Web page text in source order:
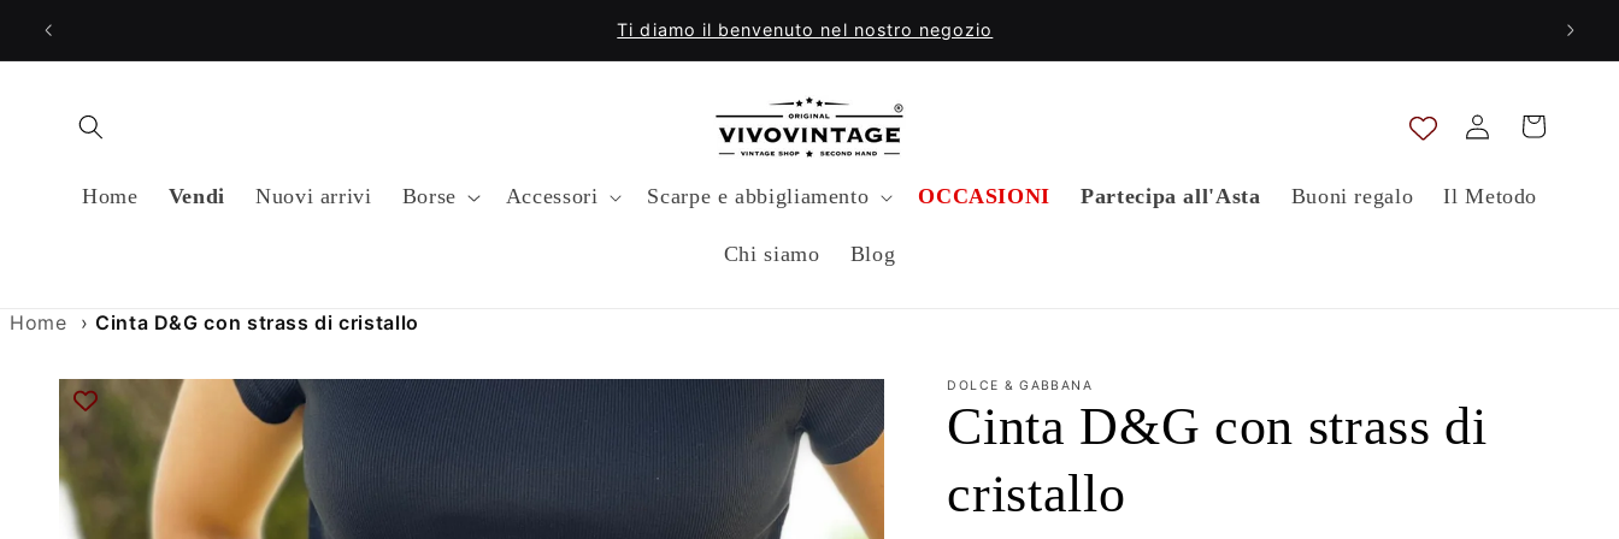
direttamente
Ti diamo il benvenuto nel nostro negozio
Home Vendi Nuovi arrivi Borse Accessori Scarpe e abbigliamento OCCASIONI Partecipa all'Asta Buoni regalo Il Metodo
Chi siamo Blog
Accedi Carrello
Home ›Cinta D&G con strass di cristallo
Passa alle
informazioni
sul prodotto
DOLCE & GABBANA
Cinta D&G con strass di
cristallo